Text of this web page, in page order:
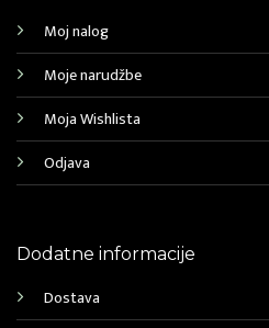
Moj nalog
Moje narudžbe
Moja Wishlista
Odjava
Dodatne informacije
Dostava